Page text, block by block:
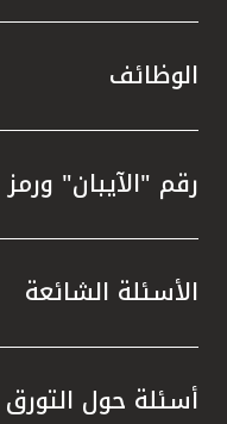
الوظائف
رقم "الآيبان"
الأسئلة الشائعة
أسئلة حول التورق